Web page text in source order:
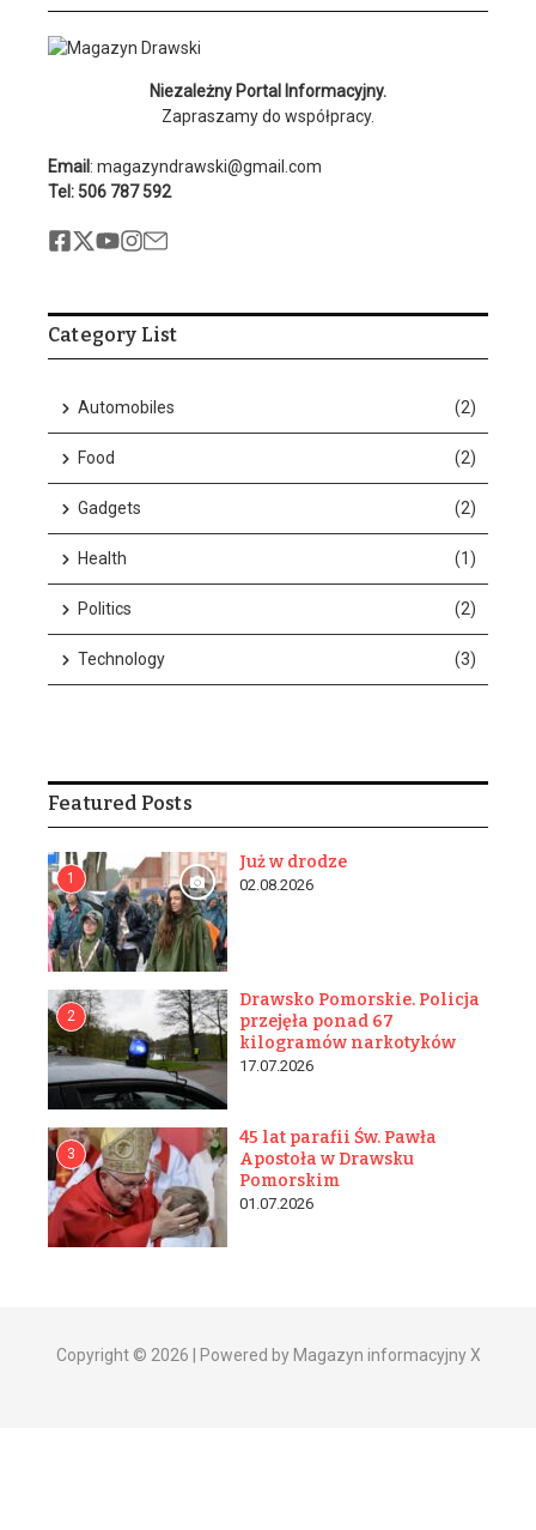
Niezależny Portal Informacyjny.
Zapraszamy do współpracy.
Email : magazyndrawski@gmail.com
Tel: 506 787 592
Category List
Automobiles (2)
Food (2)
Gadgets (2)
Health (1)
Politics (2)
Technology (3)
Featured Posts
1
Już w drodze
02.08.2026
2
Drawsko Pomorskie. Policja
przejęła ponad 67
kilogramów narkotyków
17.07.2026
3
45 lat parafii Św. Pawła
Apostoła w Drawsku
Pomorskim
01.07.2026
Copyright © 2026 | Powered by Magazyn informacyjny X